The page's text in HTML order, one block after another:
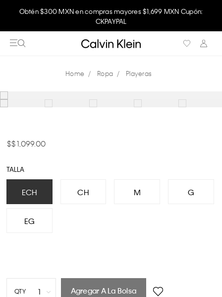
Obtén $300 MXN en compras mayores $1,699 MXN Cupón:
CKPAYPAL
Ropa Playeras
$ 1,099.00
TALLA
ECH CH M G
EG
QTY 1 Agregar A La Bolsa